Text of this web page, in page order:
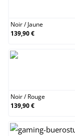
Noir/Jaune
139,90 €
Noir/Rouge
139,90 €